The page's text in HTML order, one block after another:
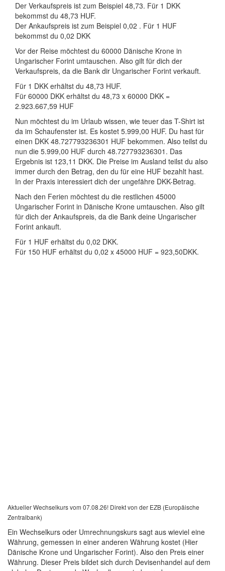
Der Verkaufspreis ist zum Beispiel 48,73. Für 1 DKK
bekommst du 48,73 HUF.
Der Ankaufspreis ist zum Beispiel 0,02 . Für 1 HUF
bekommst du 0,02 DKK
Vor der Reise möchtest du 60000 Dänische Krone in
Ungarischer Forint umtauschen. Also gilt für dich der
Verkaufspreis, da die Bank dir Ungarischer Forint verkauft.
Für 1 DKK erhältst du 48,73 HUF.
Für 60000 DKK erhältst du 48,73 x 60000 DKK =
2.923.667,59 HUF
Nun möchtest du im Urlaub wissen, wie teuer das T-Shirt ist
da im Schaufenster ist. Es kostet 5.999,00 HUF. Du hast für
einen DKK 48.727793236301 HUF bekommen. Also teilst du
nun die 5.999,00 HUF durch 48.727793236301. Das
Ergebnis ist 123,11 DKK. Die Preise im Ausland teilst du also
immer durch den Betrag, den du für eine HUF bezahlt hast.
In der Praxis interessiert dich der ungefähre DKK-Betrag.
Nach den Ferien möchtest du die restlichen 45000
Ungarischer Forint in Dänische Krone umtauschen. Also gilt
für dich der Ankaufspreis, da die Bank deine Ungarischer
Forint ankauft.
Für 1 HUF erhältst du 0,02 DKK.
Für 150 HUF erhältst du 0,02 x 45000 HUF = 923,50DKK.
Aktueller Wechselkurs vom 07.08.26! Direkt von der EZB (Europäische
Zentralbank)
Ein Wechselkurs oder Umrechnungskurs sagt aus wieviel eine
Währung, gemessen in einer anderen Währung kostet (Hier
Dänische Krone und Ungarischer Forint). Also den Preis einer
Währung. Dieser Preis bildet sich durch Devisenhandel auf dem